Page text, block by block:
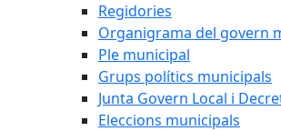
Regidories
Organigrama del govern
Ple municipal
Grups polítics municipals
Junta Govern Local i
Eleccions municipals